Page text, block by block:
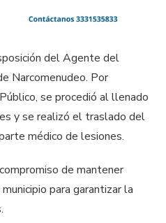
del Agente del
Narcomenudeo. Por
se procedió al llenado
y se realizó el traslado del
médico de lesiones.
de mantener
para garantizar la